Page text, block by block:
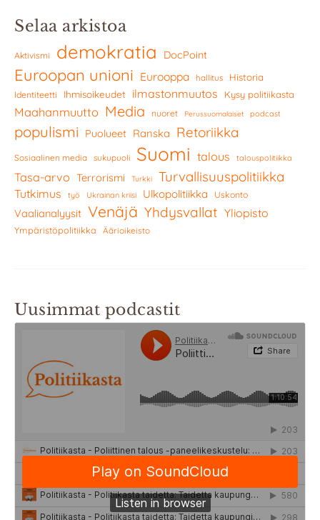
Selaa arkistoa
Aktivismi demokratia DocPoint
Euroopan unioni Eurooppa hallitus Historia
Identiteetti Ihmisoikeudet ilmastonmuutos Kysy politiikasta
Maahanmuutto Media nuoret Perussuomalaiset podcast
populismi Puolueet Ranska Retoriikka
Sosiaalinen media sukupuoli Suomi talous talouspolitiikka
Tasa-arvo Terrorismi Turkki Turvallisuuspolitiikka
Tutkimus työ Ukrainan kriisi Ulkopolitiikka Uskonto
Vaalianalyysit Venäjä Yhdysvallat Yliopisto
Ympäristöpolitiikka Äärioikeisto
Uusimmat podcastit